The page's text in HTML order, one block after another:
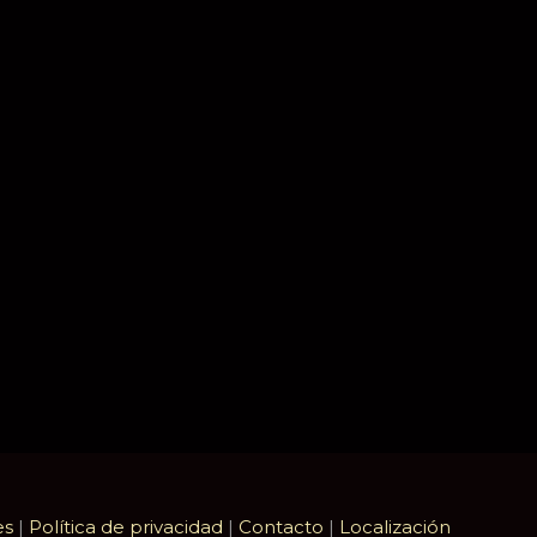
| Política de privacidad | Contacto | Localización